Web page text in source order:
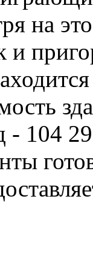
на
и
104